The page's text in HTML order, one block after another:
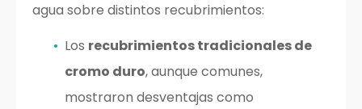
agua sobre distintos recubrimientos:
Los recubrimientos tradicionales de
cromo duro, aunque comunes,
mostraron desventajas como